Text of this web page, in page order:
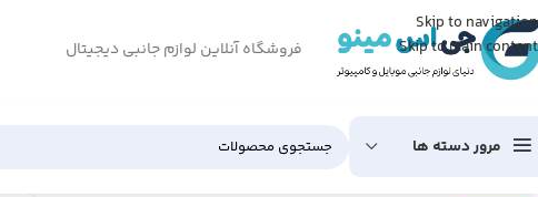
Skip to navigation
Skip to main content
فروشگاه آنلاین لوازم جانبی دیجیتال
مرور دسته ها